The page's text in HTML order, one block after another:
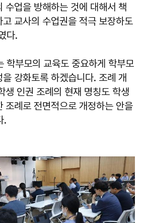
수업을 방해하는 것에 대해서 책
교사의 수업권을 적극 보장하도
다.
학부모의 교육도 중요하게 학부모
강화토록 하겠습니다. 조례 개
생 인권 조례의 현재 명칭도 학생
조례로 전면적으로 개정하는 안을
.